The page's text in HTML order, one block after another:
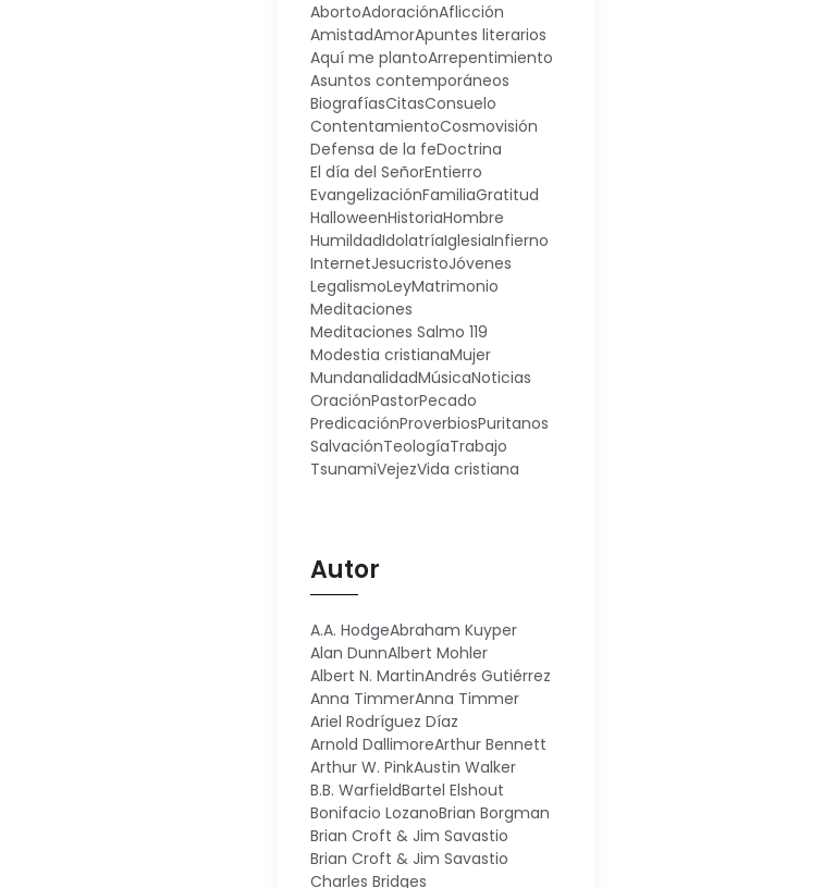
AbortoAdoraciónAflicción
AmistadAmorApuntes literarios
Aquí me plantoArrepentimiento
Asuntos contemporáneos
BiografíasCitasConsuelo
ContentamientoCosmovisión
Defensa de la feDoctrina
El día del SeñorEntierro
EvangelizaciónFamiliaGratitud
HalloweenHistoriaHombre
HumildadIdolatríaIglesiaInfierno
InternetJesucristoJóvenes
LegalismoLeyMatrimonio
Meditaciones
Meditaciones Salmo 119
Modestia cristianaMujer
MundanalidadMúsicaNoticias
OraciónPastorPecado
PredicaciónProverbiosPuritanos
SalvaciónTeologíaTrabajo
TsunamiVejezVida cristiana
Autor
A.A. HodgeAbraham Kuyper
Alan DunnAlbert Mohler
Albert N. MartinAndrés Gutiérrez
Anna TimmerAnna Timmer
Ariel Rodríguez Díaz
Arnold DallimoreArthur Bennett
Arthur W. PinkAustin Walker
B.B. WarfieldBartel Elshout
Bonifacio LozanoBrian Borgman
Brian Croft & Jim Savastio
Brian Croft & Jim Savastio
Charles Bridges